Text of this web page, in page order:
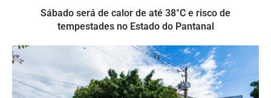
Sábado será de calor de até 38°C e risco de
tempestades no Estado do Pantanal